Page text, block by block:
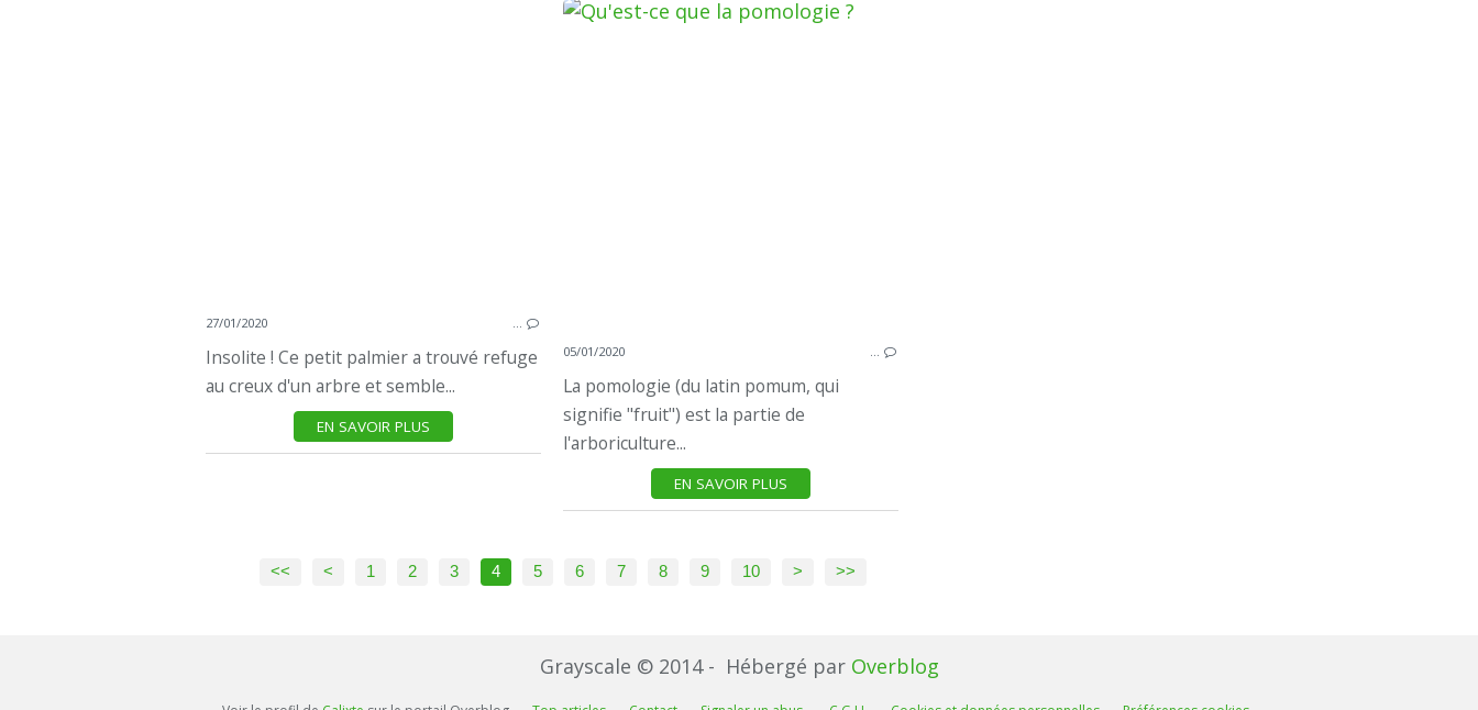
27/01/2020 …
Insolite ! Ce petit palmier a trouvé refuge
au creux d'un arbre et semble...
EN SAVOIR PLUS
05/01/2020 …
La pomologie (du latin pomum, qui
signifie "fruit") est la partie de
l'arboriculture...
EN SAVOIR PLUS
<< < 1 2 3 4 5 6 7 8 9 10 > >>
Grayscale © 2014 - Hébergé par Overblog